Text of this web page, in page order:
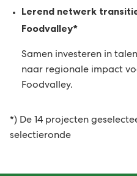
Lerend netwerk
Foodvalley*
Samen investeren in
naar regionale impact
Foodvalley.
*) De 14 projecten
selectieronde